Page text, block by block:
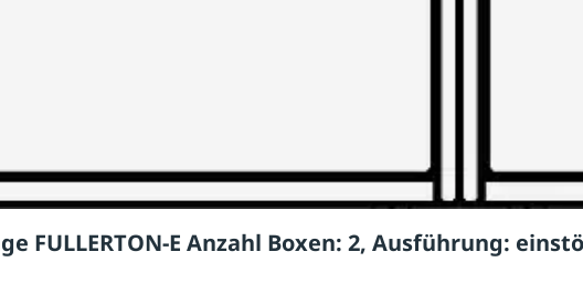
FULLERTON-E Anzahl Boxen: 2, Ausführung: